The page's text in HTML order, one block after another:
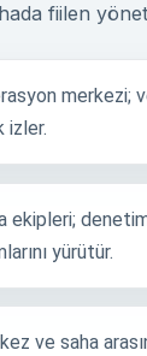
fiilen
merkezi;
izler.
ekipleri;
yürütür.
ve saha